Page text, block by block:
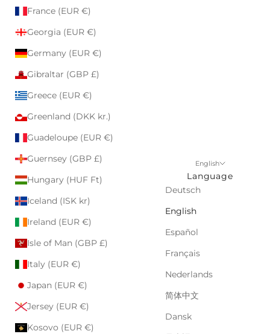
France (EUR €)
Georgia (EUR €)
Germany (EUR €)
Gibraltar (GBP £)
Greece (EUR €)
Greenland (DKK kr.)
Guadeloupe (EUR €)
Guernsey (GBP £)
Hungary (HUF Ft)
Iceland (ISK kr)
Ireland (EUR €)
Isle of Man (GBP £)
Italy (EUR €)
Japan (EUR €)
Jersey (EUR €)
Kosovo (EUR €)
English
Language
Deutsch
English
Español
Français
Nederlands
简体中文
Dansk